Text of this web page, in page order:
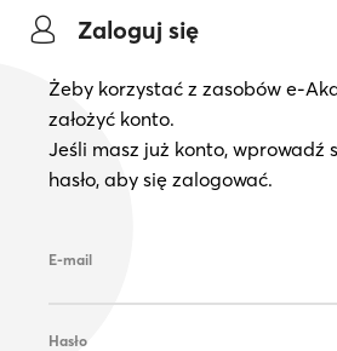
Zaloguj się
Żeby korzystać z zasobów e-
założyć konto.
Jeśli masz już konto, wprowadź
hasło, aby się zalogować.
E-mail
Hasło